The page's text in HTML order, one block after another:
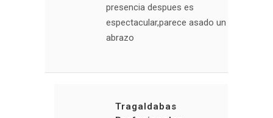
presencia despues es
espectacular,parece asado un
abrazo
Tragaldabas